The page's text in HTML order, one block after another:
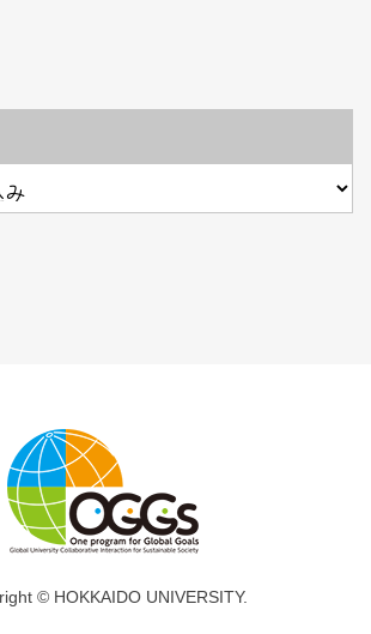
© HOKKAIDO UNIVERSITY.